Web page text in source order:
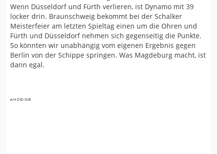
Wenn Düsseldorf und Fürth verlieren, ist Dynamo mit 39
locker drin. Braunschweig bekommt bei der Schalker
Meisterfeier am letzten Spieltag einen um die Ohren und
Fürth und Düsseldorf nehmen sich gegenseitig die Punkte.
So könnten wir unabhängig vom eigenen Ergebnis gegen
Berlin von der Schippe springen. Was Magdeburg macht, ist
dann egal.